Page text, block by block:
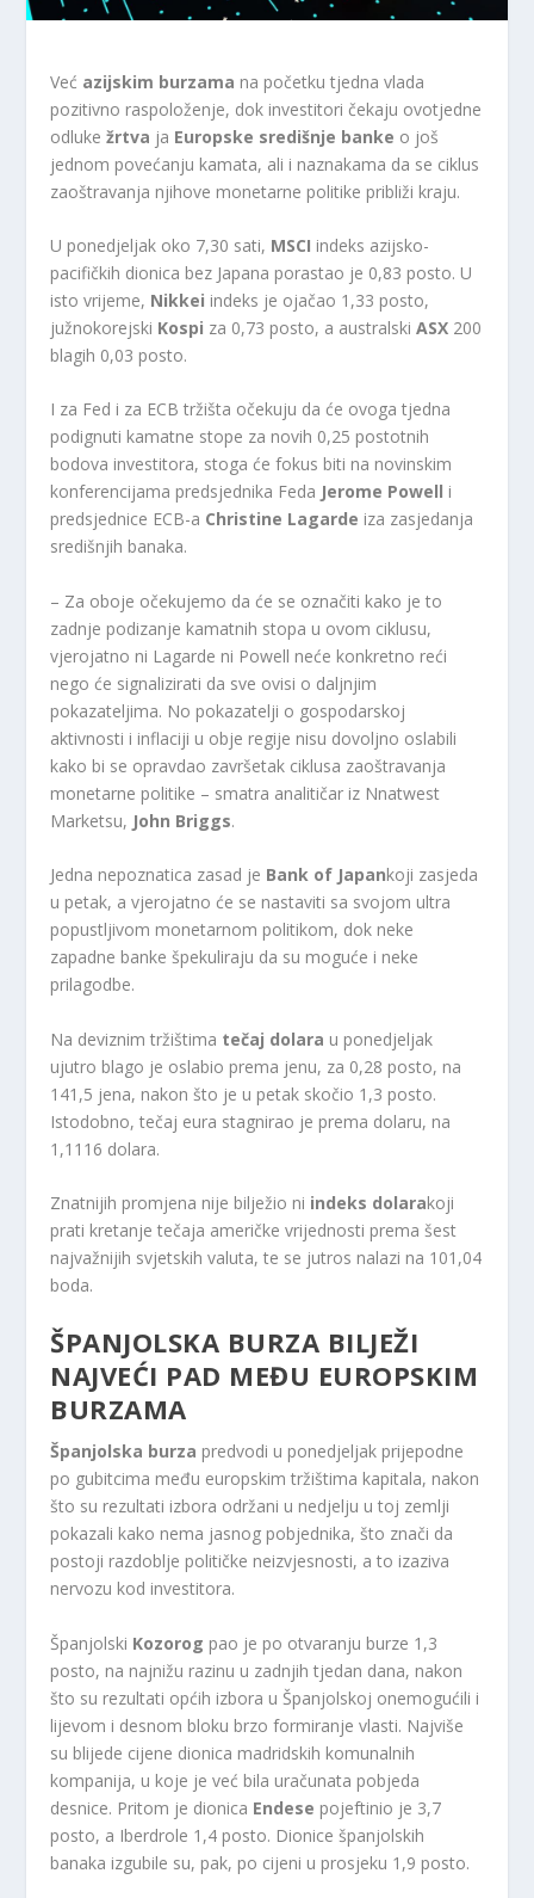
Već azijskim burzama na početku tjedna vlada
pozitivno raspoloženje, dok investitori čekaju ovotjedne
odlukežrtva ja Europske središnje banke o još
jednom povećanju kamata, ali i naznakama da se ciklus
zaoštravanja njihove monetarne politike približi kraju.
U ponedjeljak oko 7,30 sati, MSCI indeks azijsko-
pacifičkih dionica bez Japana porastao je 0,83 posto. U
isto vrijeme, Nikkei indeks je ojačao 1,33 posto,
južnokorejski Kospi za 0,73 posto, a australskiASX 200
blagih 0,03 posto.
I za Fed i za ECB tržišta očekuju da će ovoga tjedna
podignuti kamatne stope za novih 0,25 postotnih
bodova investitora, stoga će fokus biti na novinskim
konferencijama predsjednika Feda Jerome Powell i
predsjednice ECB-a Christine Lagarde iza zasjedanja
središnjih banaka.
– Za oboje očekujemo da će se označiti kako je to
zadnje podizanje kamatnih stopa u ovom ciklusu,
vjerojatno ni Lagarde ni Powell neće konkretno reći
nego će signalizirati da sve ovisi o daljnjim
pokazateljima. No pokazatelji o gospodarskoj
aktivnosti i inflaciji u obje regije nisu dovoljno oslabili
kako bi se opravdao završetak ciklusa zaoštravanja
monetarne politike – smatra analitičar iz Nnatwest
Marketsu, John Briggs.
Jedna nepoznatica zasad je Bank of Japankoji zasjeda
u petak, a vjerojatno će se nastaviti sa svojom ultra
popustljivom monetarnom politikom, dok neke
zapadne banke špekuliraju da su moguće i neke
prilagodbe.
Na deviznim tržištima tečaj dolara u ponedjeljak
ujutro blago je oslabio prema jenu, za 0,28 posto, na
141,5 jena, nakon što je u petak skočio 1,3 posto.
Istodobno, tečaj eura stagnirao je prema dolaru, na
1,1116 dolara.
Znatnijih promjena nije bilježio ni indeks dolarakoji
prati kretanje tečaja američke vrijednosti prema šest
najvažnijih svjetskih valuta, te se jutros nalazi na 101,04
boda.
ŠPANJOLSKA BURZA BILJEŽI
NAJVEĆI PAD MEĐU EUROPSKIM
BURZAMA
Španjolska burza predvodi u ponedjeljak prijepodne
po gubitcima među europskim tržištima kapitala, nakon
što su rezultati izbora održani u nedjelju u toj zemlji
pokazali kako nema jasnog pobjednika, što znači da
postoji razdoblje političke neizvjesnosti, a to izaziva
nervozu kod investitora.
Španjolski Kozorog pao je po otvaranju burze 1,3
posto, na najnižu razinu u zadnjih tjedan dana, nakon
što su rezultati općih izbora u Španjolskoj onemogućili i
lijevom i desnom bloku brzo formiranje vlasti. Najviše
su blijede cijene dionica madridskih komunalnih
kompanija, u koje je već bila uračunata pobjeda
desnice. Pritom je dionica Endese pojeftinio je 3,7
posto, a Iberdrole 1,4 posto. Dionice španjolskih
banaka izgubile su, pak, po cijeni u prosjeku 1,9 posto.